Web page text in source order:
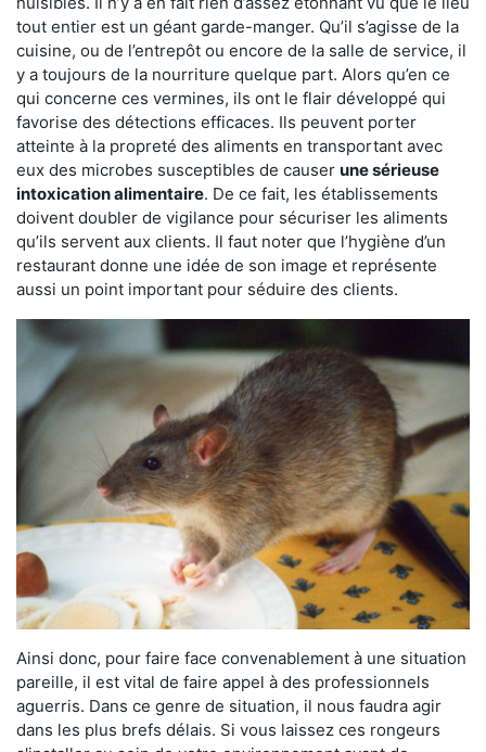
tout entier est un géant garde-manger. Qu’il s’agisse de la
cuisine, ou de l’entrepôt ou encore de la salle de service, il
y a toujours de la nourriture quelque part. Alors qu’en ce
qui concerne ces vermines, ils ont le flair développé qui
favorise des détections efficaces. Ils peuvent porter
atteinte à la propreté des aliments en transportant avec
eux des microbes susceptibles de causer une sérieuse
intoxication alimentaire. De ce fait, les établissements
doivent doubler de vigilance pour sécuriser les aliments
qu’ils servent aux clients. Il faut noter que l’hygiène d’un
restaurant donne une idée de son image et représente
aussi un point important pour séduire des clients.
Ainsi donc, pour faire face convenablement à une situation
pareille, il est vital de faire appel à des professionnels
aguerris. Dans ce genre de situation, il nous faudra agir
dans les plus brefs délais. Si vous laissez ces rongeurs